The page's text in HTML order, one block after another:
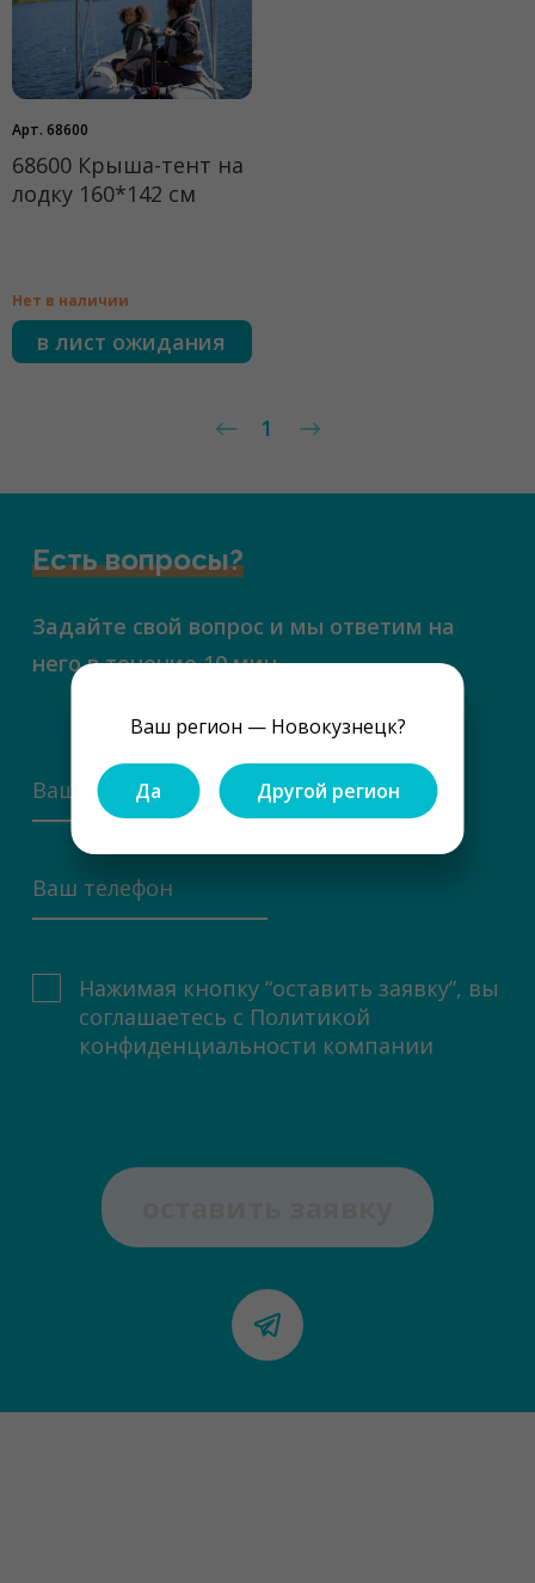
Ваш регион — Новокузнецк?
Да Другой регион
Арт. 68600
68600 Крыша-тент на
лодку 160*142 см
Нет в наличии
в лист ожидания
1
Есть вопросы?
Задайте свой вопрос и мы ответим на
него в течение 10 мин.
Нажимая кнопку “оставить заявку”, вы
соглашаетесь с Политикой
конфиденциальности компании